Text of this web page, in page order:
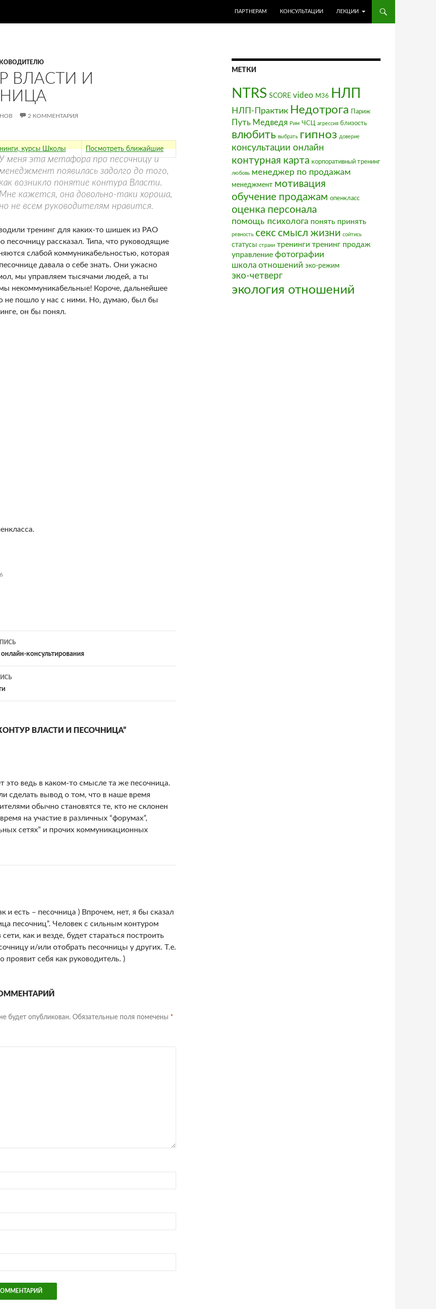
ПАРТНЕРАМ
КОНСУЛЬТАЦИИ ЛЕКЦИИ
ВЛАСТИ И
2 КОММЕНТАРИЯ
курсы Школы Посмотреть ближайшие
меня эта метафора про песочницу и
появилась задолго до того,
возникло понятие контура Власти.
Мне кажется, она довольно-таки хороша,
не всем руководителям нравится.
тренинг для каких-то шишек из РАО
песочницу рассказал. Типа, что руководящие
слабой коммуникабельностью, которая
давала о себе знать. Они ужасно
мы управляем тысячами людей, а ты
некоммуникабельные! Короче, дальнейшее
не пошло у нас с ними. Но, думаю, был бы
он бы понял.
консультирования
ВЛАСТИ И ПЕСОЧНИЦА”
это ведь в каком-то смысле та же песочница.
сделать вывод о том, что в наше время
обычно становятся те, кто не склонен
на участие в различных “форумах”,
сетях” и прочих коммуникационных
и есть – песочница ) Впрочем, нет, я бы сказал
песочниц”. Человек с сильным контуром
сети, как и везде, будет стараться построить
и/или отобрать песочницы у других. Т.е.
проявит себя как руководитель. )
будет опубликован. Обязательные поля помечены *
МЕТКИ
NTRS SCORE video М36 НЛП
НЛП-Практик Недотрога Париж
Путь Медведя Рим ЧСЦ агрессия близость
влюбить выбрать гипноз доверие
консультации онлайн
контурная карта корпоративный тренинг
любовь менеджер по продажам
менеджмент мотивация
обучение продажам опенкласс
оценка персонала
помощь психолога понять принять
ревность секссмысл жизни сойтись
статусы страхи тренинги тренинг продаж
управление фотографии
школа отношений эко-режим
эко-четверг
экология отношений